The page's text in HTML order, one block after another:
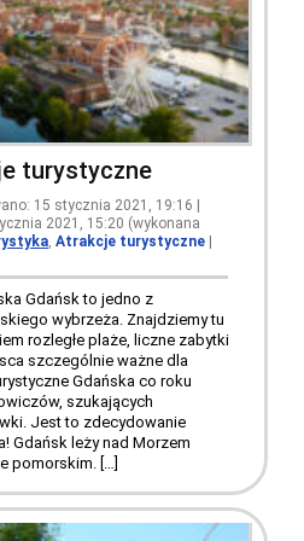
turystyczne
15 stycznia 2021, 19:16 |
2021, 15:20 (wykonana
, Atrakcje turystyczne
Gdańsk to jedno z
wybrzeża. Znajdziemy tu
rozległe plaże, liczne zabytki
szczególnie ważne dla
Gdańska co roku
szukających
Jest to zdecydowanie
Gdańsk leży nad Morzem
pomorskim. […]